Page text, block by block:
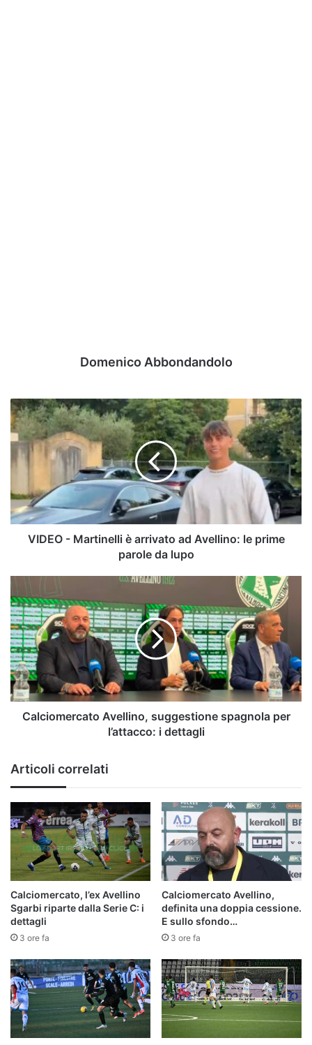
Domenico Abbondandolo
VIDEO
-
Martinelli
arrivato
Avellino:
le
prime
paroleVIDEO - Martinelli è arrivato ad Avellino: le prime
parole da lupo
Calciomercato
Avellino,
suggestione
spagnola
per
l’attacco:
i
dettagli
Calciomercato Avellino, suggestione spagnola per
l’attacco: i dettagli
Articoli correlati
Calciomercato, l’ex Avellino
Sgarbi riparte dalla Serie C: i
dettagli
3 ore fa
Calciomercato Avellino,
definita una doppia cessione.
E sullo sfondo…
3 ore fa